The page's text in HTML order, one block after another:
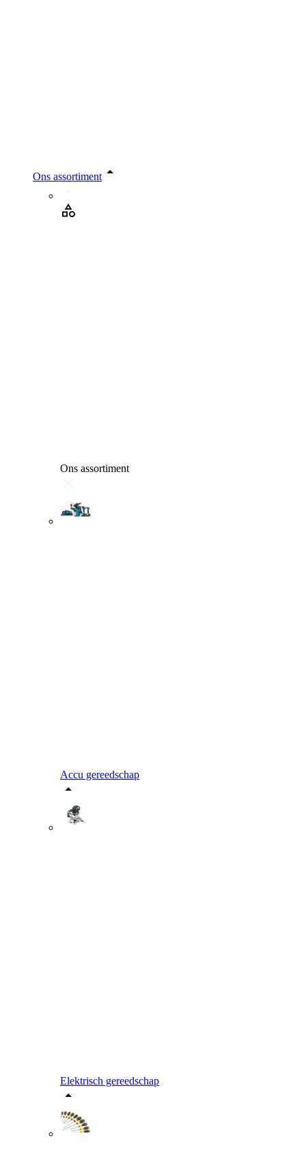
Ons assortiment
Ons assortiment
Accu gereedschap
Elektrisch gereedschap